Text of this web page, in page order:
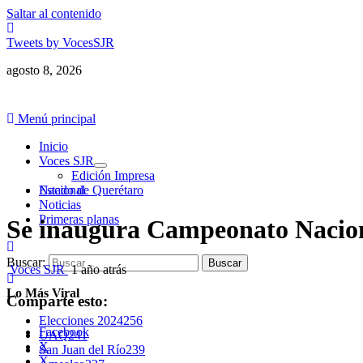
Saltar al contenido
Tweets by VocesSJR
agosto 8, 2026
Menú principal
Inicio
Voces SJR
Edición Impresa
Nacional
Noticias
Primeras planas
Buscar:
Lo Más Viral
Elecciones 2024256
UAQ241
San Juan del Río239
Estado de Querétaro
Se inaugura Campeonato
Voces SJR1 año atrás
Comparte esto:
Facebook
X